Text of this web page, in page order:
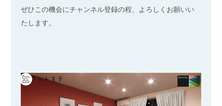
ぜひこの機会にチャンネル登録の程、よろしくお願いい
たします。